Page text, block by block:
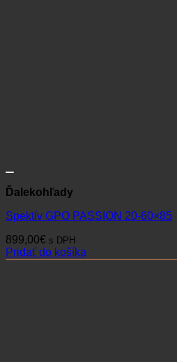
Ďalekohľady
Spektív GPO PASSION 20-60×85
899,00€ s DPH
Pridať do košíka